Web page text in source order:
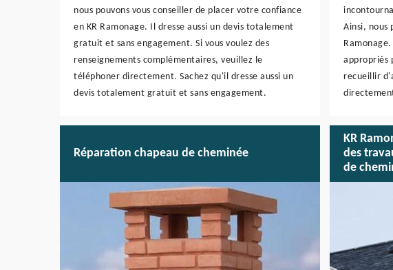
nous pouvons vous conseiller de placer votre confiance
en KR Ramonage. Il dresse aussi un devis totalement
gratuit et sans engagement. Si vous voulez des
renseignements complémentaires, veuillez le
téléphoner directement. Sachez qu'il dresse aussi un
devis totalement gratuit et sans engagement.
Ainsi, nous
appropriés
recueillir
Réparation chapeau de cheminée
KR
des
de